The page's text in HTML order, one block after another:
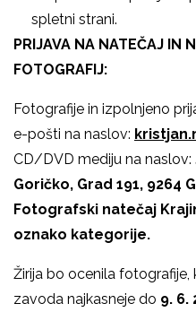
spletni strani.
PRIJAVA NA NATEČAJ IN
FOTOGRAFIJ:
Fotografije in izpolnjeno
e-pošti na naslov:
CD/DVD mediju na naslov:
Goričko, Grad 191, 9264
Fotografski natečaj
oznako kategorije.
Žirija bo ocenila
zavoda najkasneje do 9. 6.